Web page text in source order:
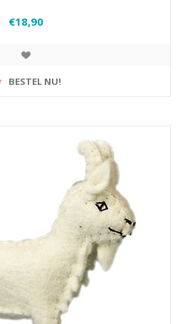
€18,90
BESTEL NU!